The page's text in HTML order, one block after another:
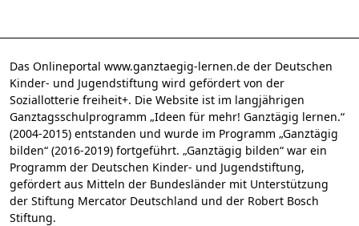
Das Onlineportal www.ganztaegig-lernen.de der Deutschen
Kinder- und Jugendstiftung wird gefördert von der
Soziallotterie freiheit+. Die Website ist im langjährigen
Ganztagsschulprogramm „Ideen für mehr! Ganztägig lernen.“
(2004-2015) entstanden und wurde im Programm „Ganztägig
bilden“ (2016-2019) fortgeführt. „Ganztägig bilden“ war ein
Programm der Deutschen Kinder- und Jugendstiftung,
gefördert aus Mitteln der Bundesländer mit Unterstützung
der Stiftung Mercator Deutschland und der Robert Bosch
Stiftung.